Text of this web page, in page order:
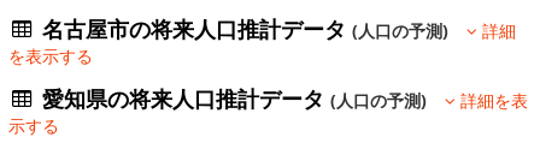
名古屋市の将来人口推計データ(人口の予測)
詳細
を表示する
愛知県の将来人口推計データ(人口の予測)
詳細を表
示する